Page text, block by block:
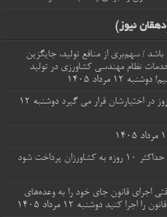
نیوز)
/ سهم‌بری از منافع تولید، جایگزین
نظام مهندسی کشاورزی در تولید
دوشنبه ۱۲ مرداد ۱۴۰۵
دوشنبه ۱۲
شود
اجرای قانون جای خود را به وعده‌های
را اجرا کنید دوشنبه ۱۲ مرداد ۱۴۰۵